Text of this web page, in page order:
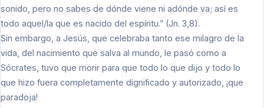
sonido, pero no sabes de dónde viene ni adónde va; así es
todo aquel/la que es nacido del espíritu.” (Jn. 3,8).
Sin embargo, a Jesús, que celebraba tanto ese milagro de la
vida, del nacimiento que salva al mundo, le pasó como a
Sócrates, tuvo que morir para que todo lo que dijo y todo lo
que hizo fuera completamente dignificado y autorizado, ¡que
paradoja!